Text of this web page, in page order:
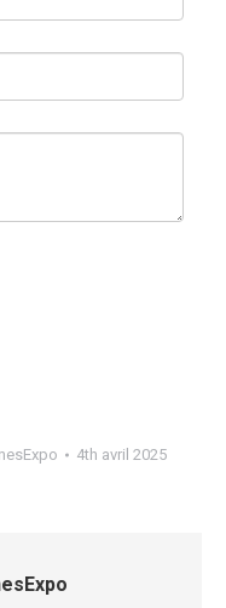
4th avril 2025